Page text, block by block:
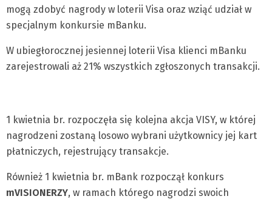
mogą zdobyć nagrody w loterii Visa oraz wziąć udział w
specjalnym konkursie mBanku.
W ubiegłorocznej jesiennej loterii Visa klienci mBanku
zarejestrowali aż 21% wszystkich zgłoszonych transakcji.
1 kwietnia br. rozpoczęła się kolejna akcja VISY, w której
nagrodzeni zostaną losowo wybrani użytkownicy jej kart
płatniczych, rejestrujący transakcje.
Również 1 kwietnia br. mBank rozpoczął konkurs
mVISIONERZY, w ramach którego nagrodzi swoich